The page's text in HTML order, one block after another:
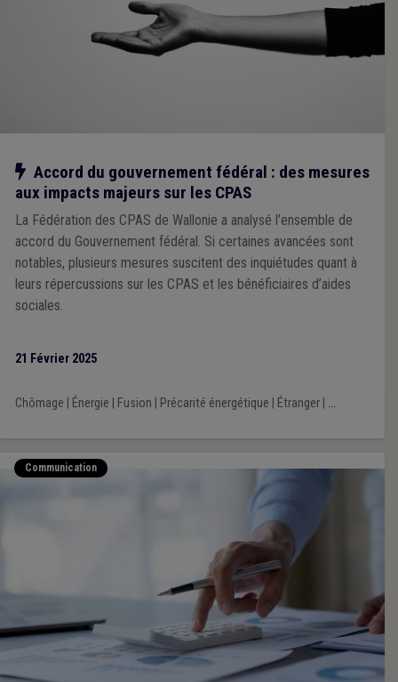
Notre action
Accord du gouvernement fédéral : des mesures
aux impacts majeurs sur les CPAS
La Fédération des CPAS de Wallonie a analysé l’ensemble de
accord du Gouvernement fédéral. Si certaines avancées sont
notables, plusieurs mesures suscitent des inquiétudes quant à
leurs répercussions sur les CPAS et les bénéficiaires d’aides
sociales.
21 Février 2025
Chômage Énergie Fusion Précarité énergétique Étranger| ...
Communication